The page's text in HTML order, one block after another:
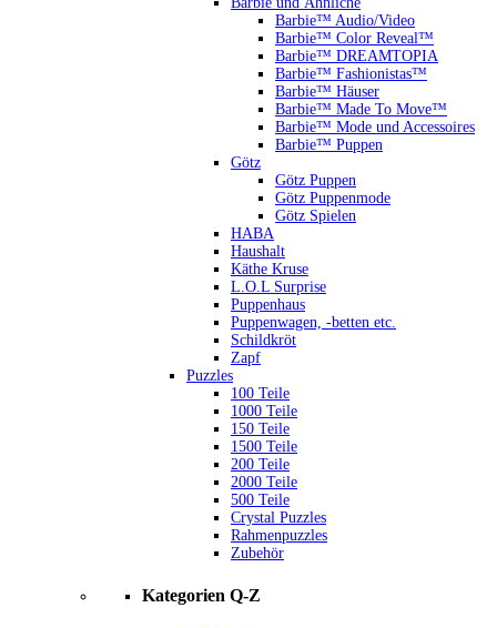
Barbie™ Audio/Video
Barbie™ Color Reveal™
Barbie™ DREAMTOPIA
Barbie™ Fashionistas™
Barbie™ Häuser
Barbie™ Made To Move™
Barbie™ Mode und Accessoires
Barbie™ Puppen
Götz
Götz Puppen
Götz Puppenmode
Götz Spielen
HABA
Haushalt
Käthe Kruse
L.O.L Surprise
Puppenhaus
Puppenwagen, -betten etc.
Schildkröt
Zapf
Puzzles
100 Teile
1000 Teile
150 Teile
1500 Teile
200 Teile
2000 Teile
500 Teile
Crystal Puzzles
Rahmenpuzzles
Zubehör
Kategorien Q-Z